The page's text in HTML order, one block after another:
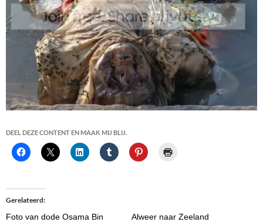
DEEL DEZE CONTENT EN MAAK MIJ BLIJ.
Gerelateerd
Foto van dode Osama Bin
Alweer naar Zeeland